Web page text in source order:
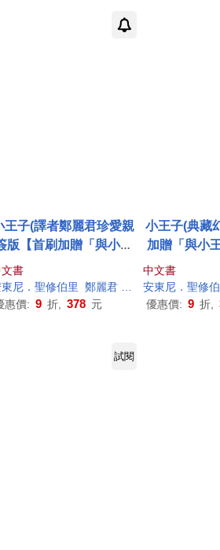
王子(譯者鄭麗君珍愛親
版【首刷加贈「與小王
子相遇」明信片套組】)
書
尼．聖修伯里 鄭麗君
馬克．揚森（
惠價: 9 折, 378 元
小王子(典藏
加贈「與小
中文書
安東尼 ．聖修
優惠價: 9 折,
試閱